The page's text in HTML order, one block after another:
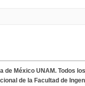
de México UNAM. Todos
de la Facultad de